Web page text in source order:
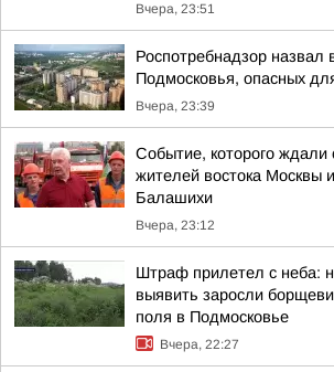
Вчера, 23:51
Роспотребнадзор назвал
Подмосковья, опасных
Вчера, 23:39
Событие, которого ждали
жителей востока Москвы
Балашихи
Вчера, 23:12
Штраф прилетел с неба:
выявить заросли
поля в Подмосковье
Вчера, 22:27